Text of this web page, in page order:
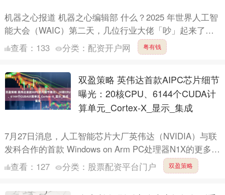
机器之心报道 机器之心编辑部 什么？2025 年世界人工智
能大会（WAIC）第二天，几位行业大佬「吵」起来了。
是的，你没听错！他们「吵架」的热度，堪比盛夏的天....
查看： 133 分类： 配资开户网 粤有钱
双盈策略 英伟达首款AIPC芯片细节
曝光：20核CPU、6144个CUDA计
算单元_Cortex-X_显示_集成
7月27日消息，人工智能芯片大厂英伟达（NVIDIA）与联
发科合作的首款 Windows on Arm PC处理器N1X的更多细
节信息被曝光，其集成的GPU配备....
查看： 127 分类： 股票配资平台门户 双盈策略